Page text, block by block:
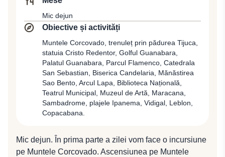
Mic dejun
Obiective și activități
Muntele Corcovado, trenuleț prin pădurea Tijuca,
statuia Cristo Redentor, Golful Guanabara,
Palatul Guanabara, Parcul Flamenco, Catedrala
San Sebastian, Biserica Candelaria, Mănăstirea
Sao Bento, Arcul Lapa, Biblioteca Națională,
Teatrul Municipal, Muzeul de Artă, Maracana,
Sambadrome, plajele Ipanema, Vidigal, Leblon,
Copacabana.
Mic dejun. În prima parte a zilei vom face o incursiune
pe Muntele Corcovado. Ascensiunea pe Muntele